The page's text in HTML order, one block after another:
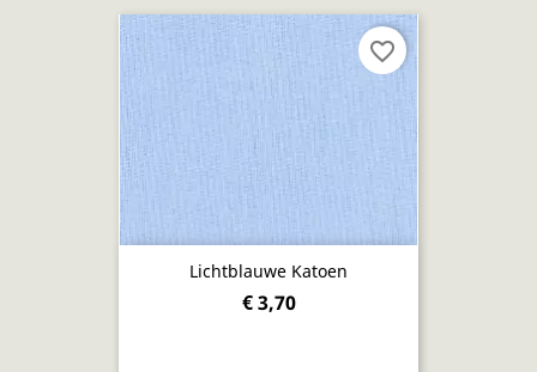
Lichtblauwe Katoen
€ 3,70
favorite_border